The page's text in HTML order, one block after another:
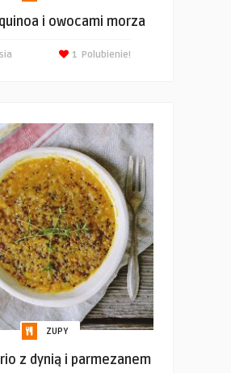
i owocami morza
Polubienie!
1
ZUPY
z dynią i parmezanem